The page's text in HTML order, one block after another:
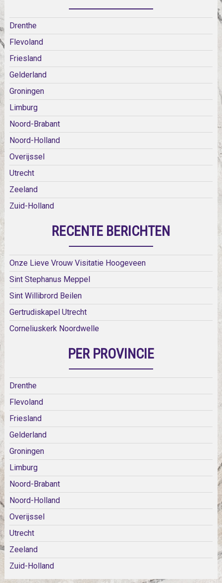
Drenthe
Flevoland
Friesland
Gelderland
Groningen
Limburg
Noord-Brabant
Noord-Holland
Overijssel
Utrecht
Zeeland
Zuid-Holland
RECENTE BERICHTEN
Onze Lieve Vrouw Visitatie Hoogeveen
Sint Stephanus Meppel
Sint Willibrord Beilen
Gertrudiskapel Utrecht
Corneliuskerk Noordwelle
PER PROVINCIE
Drenthe
Flevoland
Friesland
Gelderland
Groningen
Limburg
Noord-Brabant
Noord-Holland
Overijssel
Utrecht
Zeeland
Zuid-Holland